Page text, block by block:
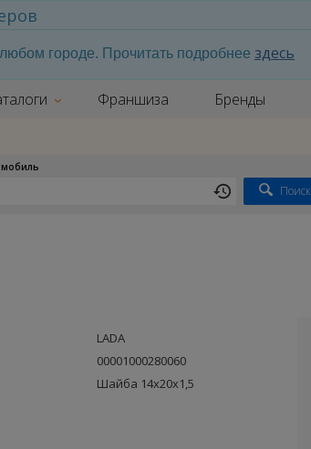
городе. Прочитать подробнее здесь
Франшиза Бренды
Поиск
LADA
00001000280060
Шайба 14х20х1,5